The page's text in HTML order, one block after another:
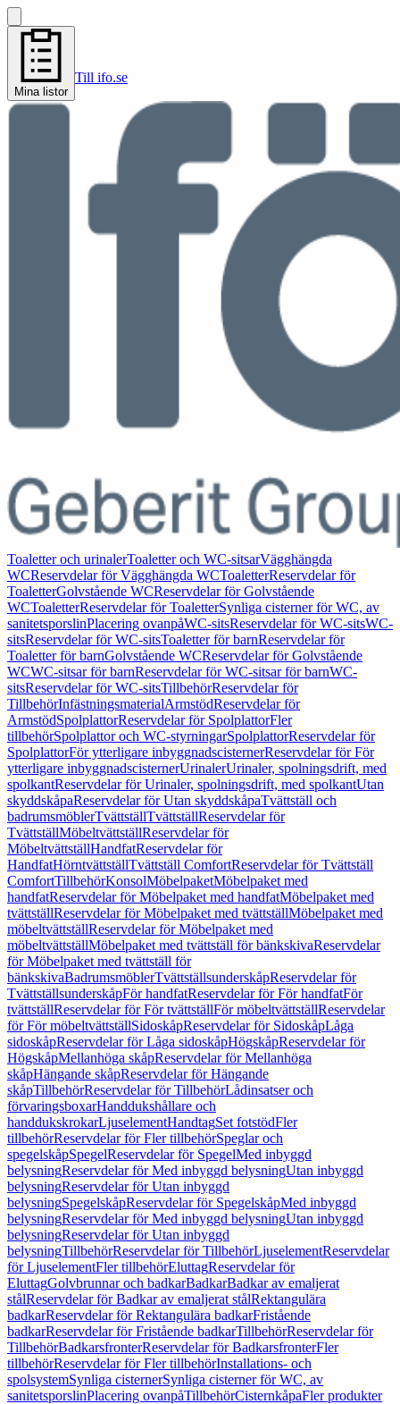
Mina listor
Till ifo.se
Toaletter och urinalerToaletter och WC-sitsarVägghängda
WCReservdelar för Vägghängda WCToaletterReservdelar för
ToaletterGolvstående WCReservdelar för Golvstående
WCToaletterReservdelar för ToaletterSynliga cisterner för WC, av
sanitetsporslinPlacering ovanpåWC-sitsReservdelar för WC-sitsWC-
sitsReservdelar för WC-sitsToaletter för barnReservdelar för
Toaletter för barnGolvstående WCReservdelar för Golvstående
WCWC-sitsar för barnReservdelar för WC-sitsar för barnWC-
sitsReservdelar för WC-sitsTillbehörReservdelar för
TillbehörInfästningsmaterialArmstödReservdelar för
ArmstödSpolplattorReservdelar för SpolplattorFler
tillbehörSpolplattor och WC-styrningarSpolplattorReservdelar för
SpolplattorFör ytterligare inbyggnadscisternerReservdelar för För
ytterligare inbyggnadscisternerUrinalerUrinaler, spolningsdrift, med
spolkantReservdelar för Urinaler, spolningsdrift, med spolkantUtan
skyddskåpaReservdelar för Utan skyddskåpaTvättställ och
badrumsmöblerTvättställTvättställReservdelar för
TvättställMöbeltvättställReservdelar för
MöbeltvättställHandfatReservdelar för
HandfatHörntvättställTvättställ ComfortReservdelar för Tvättställ
ComfortTillbehörKonsolMöbelpaketMöbelpaket med
handfatReservdelar för Möbelpaket med handfatMöbelpaket med
tvättställReservdelar för Möbelpaket med tvättställMöbelpaket med
möbeltvättställReservdelar för Möbelpaket med
möbeltvättställMöbelpaket med tvättställ för bänkskivaReservdelar
för Möbelpaket med tvättställ för
bänkskivaBadrumsmöblerTvättställsunderskåpReservdelar för
TvättställsunderskåpFör handfatReservdelar för För handfatFör
tvättställReservdelar för För tvättställFör möbeltvättställReservdelar
för För möbeltvättställSidoskåpReservdelar för SidoskåpLåga
sidoskåpReservdelar för Låga sidoskåpHögskåpReservdelar för
HögskåpMellanhöga skåpReservdelar för Mellanhöga
skåpHängande skåpReservdelar för Hängande
skåpTillbehörReservdelar för TillbehörLådinsatser och
förvaringsboxarHanddukshållare och
handdukskrokarLjuselementHandtagSet fotstödFler
tillbehörReservdelar för Fler tillbehörSpeglar och
spegelskåpSpegelReservdelar för SpegelMed inbyggd
belysningReservdelar för Med inbyggd belysningUtan inbyggd
belysningReservdelar för Utan inbyggd
belysningSpegelskåpReservdelar för SpegelskåpMed inbyggd
belysningReservdelar för Med inbyggd belysningUtan inbyggd
belysningReservdelar för Utan inbyggd
belysningTillbehörReservdelar för TillbehörLjuselementReservdelar
för LjuselementFler tillbehörEluttagReservdelar för
EluttagGolvbrunnar och badkarBadkarBadkar av emaljerat
stålReservdelar för Badkar av emaljerat stålRektangulära
badkarReservdelar för Rektangulära badkarFristående
badkarReservdelar för Fristående badkarTillbehörReservdelar för
TillbehörBadkarsfronterReservdelar för BadkarsfronterFler
tillbehörReservdelar för Fler tillbehörInstallations- och
spolsystemSynliga cisternerSynliga cisterner för WC, av
sanitetsporslinPlacering ovanpåTillbehörCisternkåpaFler produkter